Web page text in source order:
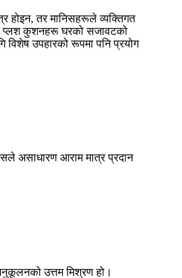
होइन, तर मानिसहरूले व्यक्तिगत
प्लश कुशनहरू घरको सजावटको
विशेष उपहारको रूपमा पनि प्रयोग
असाधारण आराम मात्र प्रदान
उत्तम मिश्रण हो।